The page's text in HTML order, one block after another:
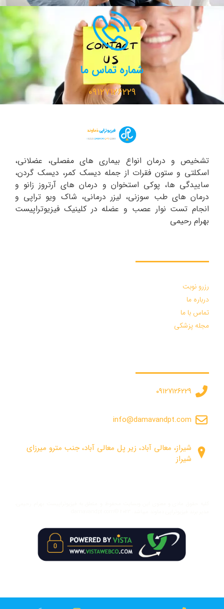
شماره تماس ما
۰۹۱۲۷۱۲۶۲۲۹
تشخیص و درمان انواع بیماری های مفصلی، عضلانی،
اسکلتی و ستون فقرات از جمله دیسک کمر، دیسک گردن،
ساییدگی ها، پوکی استخوان و درمان های آرتروز زانو و
درمان های طب سوزنی، لیزر درمانی، شاک ویو تراپی و
انجام تست نوار عصب و عضله در کلینیک فیزیوتراپیست
بهرام رحیمی
رزرو نوبت
درباره ما
تماس با ما
مجله پزشکی
۰۹۱۲۷۱۲۶۲۲۹
info@damavandpt.com
شیراز، معالی آباد، زیر پل معالی آباد، جنب مترو میرزای
شیراز